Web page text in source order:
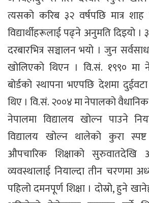
त्यसको करिब ३२ वर्षपछि मात्र शाह
विद्यार्थीहरूलाई पढ्ने अनुमति दिइयो ।
दरबारभित्र सञ्चालन भयो । जुन
खोलिएको थिएन । वि.सं. १९९० मा
बोर्डको स्थापना भएपछि देशमा
थिए । वि.सं. २००४ मा नेपालको
नेपालमा विद्यालय खोल्न पाउने
विद्यालय खोल्न थालेको कुरा
औपचारिक शिक्षाको सुरुवातदेखि
व्यवस्थालाई नियाल्दा तीन चरणमा
पहिलो दमनपूर्ण शिक्षा । दोस्रो, हुने